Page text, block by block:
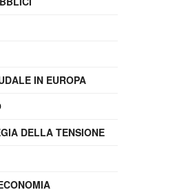
IN EUROPA
DELLA TENSIONE